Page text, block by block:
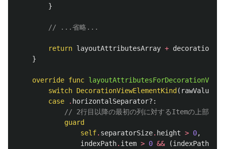
}
// ...省略...
return layoutAttributesArray +
}
override func layoutAttributesForDecorationView
switch DecorationViewElementKind ( rawValue
case
. horizontalSeparator?:
// 2行目以降の最初の列に対するItemの上部に水
guard
self. separatorSize. height > 0,
indexPath. item > 0 && (indexPath